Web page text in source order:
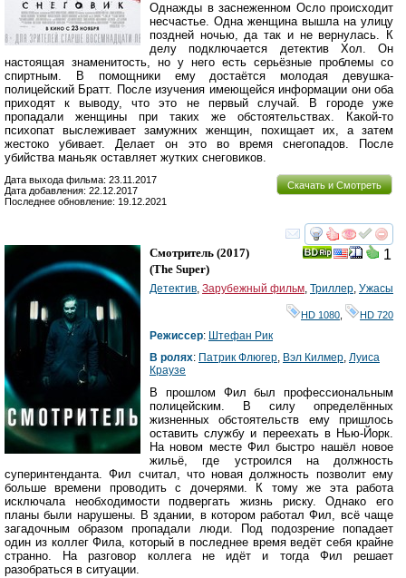
Однажды в заснеженном Осло происходит
несчастье. Одна женщина вышла на улицу
поздней ночью, да так и не вернулась. К
делу подключается детектив Хол. Он
настоящая знаменитость, но у него есть серьёзные проблемы со
спиртным. В помощники ему достаётся молодая девушка-
полицейский Братт. После изучения имеющейся информации они оба
приходят к выводу, что это не первый случай. В городе уже
пропадали женщины при таких же обстоятельствах. Какой-то
психопат выслеживает замужних женщин, похищает их, а затем
жестоко убивает. Делает он это во время снегопадов. После
убийства маньяк оставляет жутких снеговиков.
Скачать и Смотреть
Дата выхода фильма: 23.11.2017
Дата добавления: 22.12.2017
Последнее обновление: 19.12.2021
смотреть
1
Смотритель (2017)
(The Super)
Детектив, Зарубежный фильм, Триллер, Ужасы
HD 1080 HD 720
Режиссер: Штефан Рик
В ролях: Патрик Флюгер, Вэл Килмер, Луиса
Краузе
В прошлом Фил был профессиональным
полицейским. В силу определённых
жизненных обстоятельств ему пришлось
оставить службу и переехать в Нью-Йорк.
На новом месте Фил быстро нашёл новое
жильё, где устроился на должность
суперинтенданта. Фил считал, что новая должность позволит ему
больше времени проводить с дочерями. К тому же эта работа
исключала необходимости подвергать жизнь риску. Однако его
планы были нарушены. В здании, в котором работал Фил, всё чаще
загадочным образом пропадали люди. Под подозрение попадает
один из коллег Фила, который в последнее время ведёт себя крайне
странно. На разговор коллега не идёт и тогда Фил решает
разобраться в ситуации.